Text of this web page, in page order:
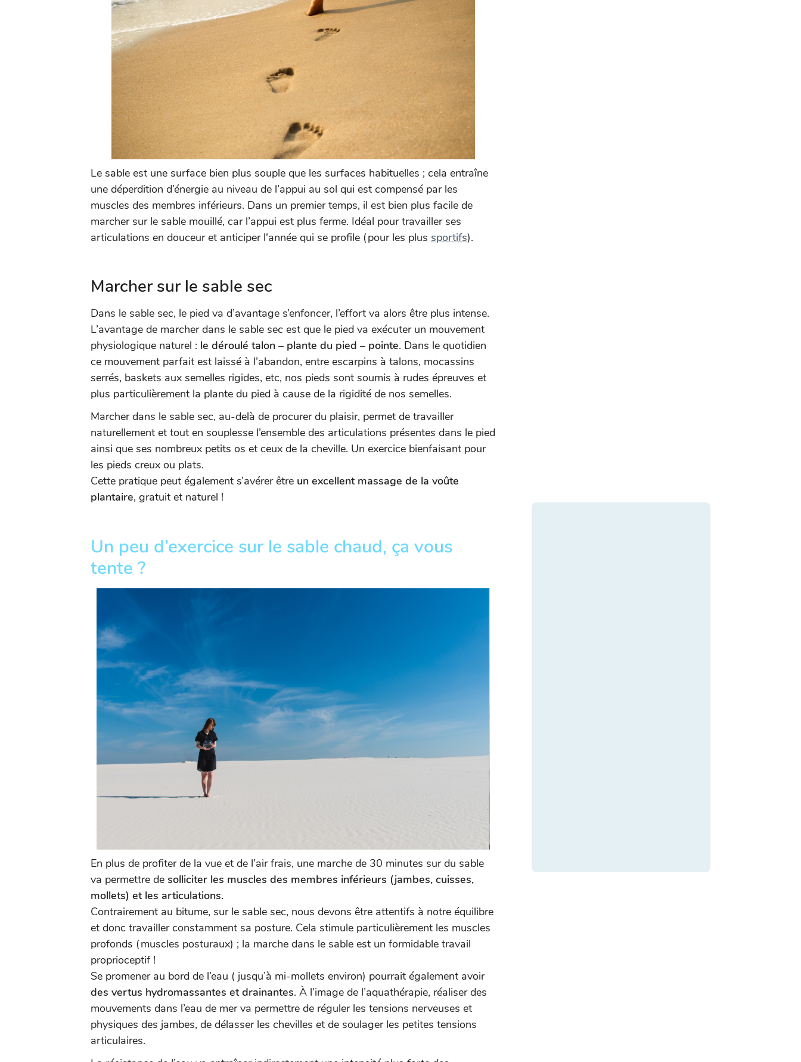
Le sable est une surface bien plus souple que les surfaces habituelles ; cela entraîne
une déperdition d’énergie au niveau de l’appui au sol qui est compensé par les
muscles des membres inférieurs. Dans un premier temps, il est bien plus facile de
marcher sur le sable mouillé, car l’appui est plus ferme. Idéal pour travailler ses
articulations en douceur et anticiper l'année qui se profile (pour les plus sportifs).
Marcher sur le sable sec
Dans le sable sec, le pied va d’avantage s’enfoncer, l’effort va alors être plus intense.
L’avantage de marcher dans le sable sec est que le pied va exécuter un mouvement
physiologique naturel : le déroulé talon – plante du pied – pointe. Dans le quotidien
ce mouvement parfait est laissé à l’abandon, entre escarpins à talons, mocassins
serrés, baskets aux semelles rigides, etc, nos pieds sont soumis à rudes épreuves et
plus particulièrement la plante du pied à cause de la rigidité de nos semelles.
Marcher dans le sable sec, au-delà de procurer du plaisir, permet de travailler
naturellement et tout en souplesse l’ensemble des articulations présentes dans le pied
ainsi que ses nombreux petits os et ceux de la cheville. Un exercice bienfaisant pour
les pieds creux ou plats.
Cette pratique peut également s’avérer être un excellent massage de la voûte
plantaire, gratuit et naturel !
Un peu d’exercice sur le sable chaud, ça vous
tente ?
En plus de profiter de la vue et de l’air frais, une marche de 30 minutes sur du sable
va permettre de solliciter les muscles des membres inférieurs (jambes, cuisses,
mollets) et les articulations.
Contrairement au bitume, sur le sable sec, nous devons être attentifs à notre équilibre
et donc travailler constamment sa posture. Cela stimule particulièrement les muscles
profonds (muscles posturaux) ; la marche dans le sable est un formidable travail
proprioceptif !
Se promener au bord de l’eau ( jusqu’à mi-mollets environ) pourrait également avoir
des vertus hydromassantes et drainantes. À l’image de l’aquathérapie, réaliser des
mouvements dans l’eau de mer va permettre de réguler les tensions nerveuses et
physiques des jambes, de délasser les chevilles et de soulager les petites tensions
articulaires.